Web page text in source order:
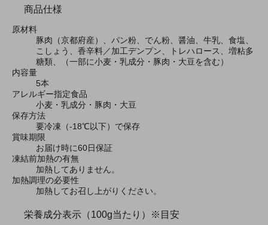
商品仕様
原材料
豚肉（京都府産）、パン粉、でん粉、醤油、牛乳、食塩、
こしょう、香辛料／加工デンプン、トレハロース、増粘多
糖類、（一部に小麦・乳成分・豚肉・大豆を含む）
内容量
5本
アレルギー指定食品
小麦・乳成分・豚肉・大豆
保存方法
要冷凍（-18℃以下）で保存
賞味期限
お届け時に60日保証
凍結前加熱の有無
加熱してありません。
加熱調理の必要性
加熱してお召し上がりください。
栄養成分表示（100g当たり）※目安